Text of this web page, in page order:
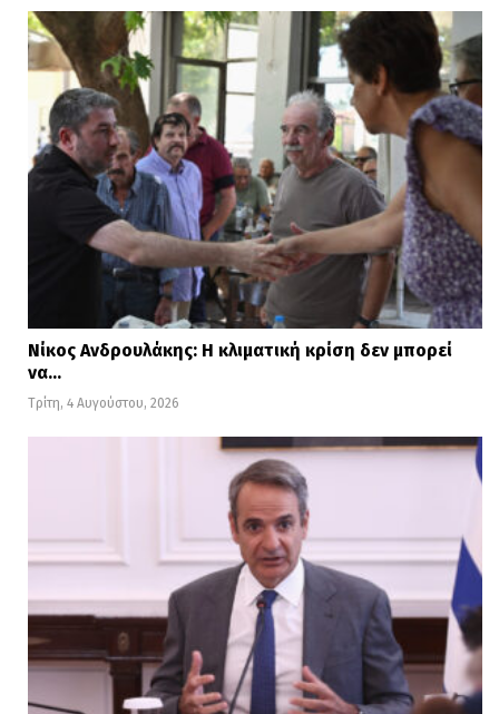
flash.gr
Διαβάστε
ΕΔΩ περισσότερες ειδήσεις
Νίκος Ανδρουλάκης: Η κλιματική κρίση δεν μπορεί
να…
Τρίτη, 4 Αυγούστου, 2026